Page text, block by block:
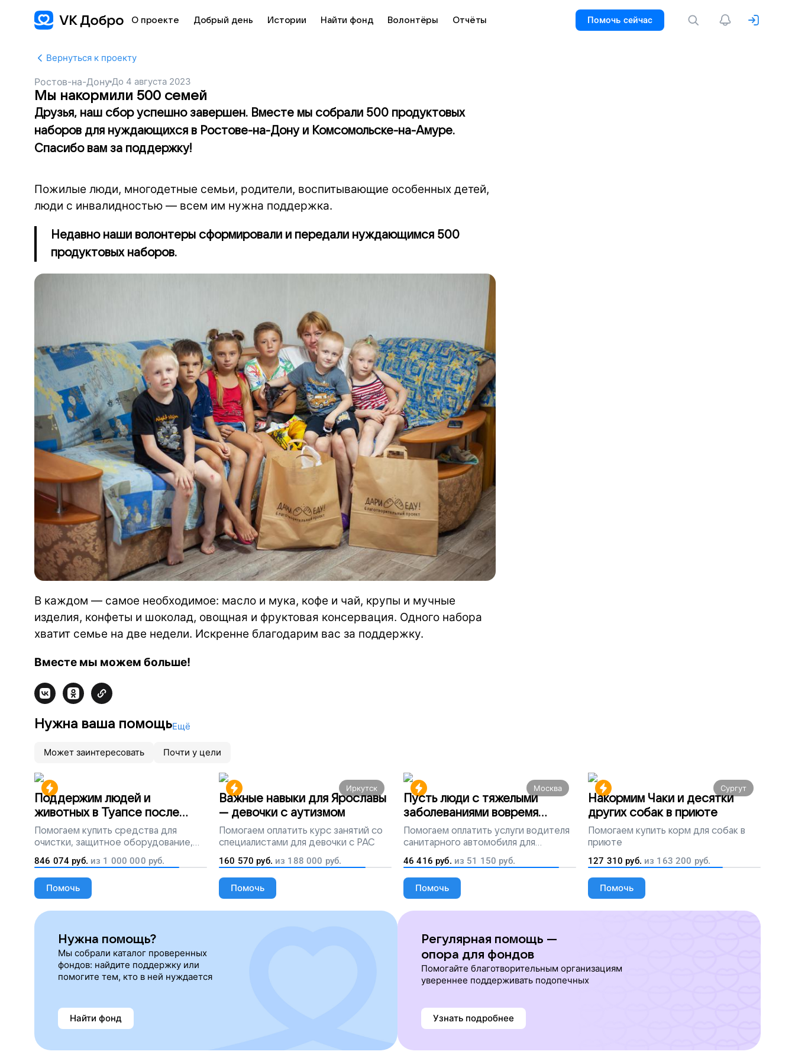
О проекте Добрый день Истории Найти фонд Волонтёры Отчёты Помочь сейчас
Вернуться к проекту
Ростов-на-Дону До 4 августа 2023
Мы накормили 500 семей
Друзья, наш сбор успешно завершен. Вместе мы собрали 500 продуктовых
наборов для нуждающихся в Ростове-на-Дону и Комсомольске-на-Амуре.
Спасибо вам за поддержку!
Пожилые люди, многодетные семьи, родители, воспитывающие особенных детей,
люди с инвалидностью — всем им нужна поддержка.
Недавно наши волонтеры сформировали и передали нуждающимся 500
продуктовых наборов.
В каждом — самое необходимое: масло и мука, кофе и чай, крупы и мучные
изделия, конфеты и шоколад, овощная и фруктовая консервация. Одного набора
хватит семье на две недели. Искренне благодарим вас за поддержку.
Вместе мы можем больше!
Нужна ваша помощьЕщё
Может заинтересовать Почти у цели
Поддержим людей и
животных в Туапсе после
разлива мазута
Помогаем купить средства для
очистки, защитное оборудование,
лекарства, корм и предметы первой
необходимости
846 074 руб. из 1 000 000 руб.
Помочь
Иркутск
Важные навыки для Ярославы
— девочки с аутизмом
Помогаем оплатить курс занятий со
специалистами для девочки с РАС
160 570 руб. из 188 000 руб.
Помочь
Москва
Пусть люди с тяжелыми
заболеваниями вовремя
попадут на лечение
Помогаем оплатить услуги водителя
санитарного автомобиля для
перевозки тяжелобольных людей
46 416 руб. из 51 150 руб.
Помочь
Сургут
Накормим Чаки и десятки
других собак в приюте
Помогаем купить корм для собак в
приюте
127 310 руб. из 163 200 руб.
Помочь
Нужна помощь?
Мы собрали каталог проверенных
фондов: найдите поддержку или
помогите тем, кто в ней нуждается
Найти фонд
Регулярная помощь —
опора для фондов
Помогайте благотворительным организациям
увереннее поддерживать подопечных
Узнать подробнее